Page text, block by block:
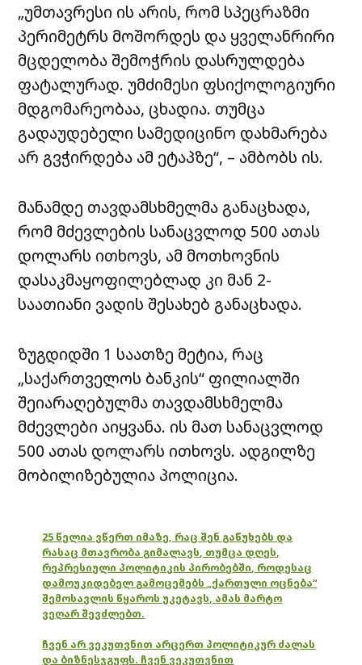
„უმთავრესი ის არის, რომ სპეცრაზმი
პერიმეტრს მოშორდეს და ყველანრირი
მცდელობა შემოჭრის დასრულდება
ფატალურად. უმძიმესი ფსიქოლოგიური
მდგომარეობაა, ცხადია. თუმცა
გადაუდებელი სამედიცინო დახმარება
არ გვჭირდება ამ ეტაპზე“, – ამბობს ის.
მანამდე თავდამსხმელმა განაცხადა,
რომ მძევლების სანაცვლოდ 500 ათას
დოლარს ითხოვს, ამ მოთხოვნის
დასაკმაყოფილებლად კი მან 2-
საათიანი ვადის შესახებ განაცხადა.
ზუგდიდში 1 საათზე მეტია, რაც
„საქართველოს ბანკის“ ფილიალში
შეიარაღებულმა თავდამსხმელმა
მძევლები აიყვანა. ის მათ სანაცვლოდ
500 ათას დოლარს ითხოვს. ადგილზე
მობილიზებულია პოლიცია.
25 წელია ვწერთ იმაზე, რაც შენ გაწუხებს და
რასაც მთავრობა გიმალავს, თუმცა დღეს,
რეპრესიული პოლიტიკის პირობებში, როდესაც
დამოუკიდებელ გამოცემებს „ქართული ოცნება“
შემოსავლის წყაროს უკეტავს, ამას მარტო
ვეღარ შევძლებთ.
ჩვენ არ ვეკუთვნით არცერთ პოლიტიკურ ძალას
და ბიზნესჯგუფს. ჩვენ ვეკუთვნით